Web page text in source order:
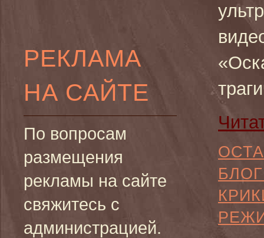
РЕКЛАМА
НА САЙТЕ
По вопросам
размещения
рекламы на сайте
свяжитесь с
администрацией.
БЛОГ